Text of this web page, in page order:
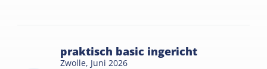
praktisch basic ingericht
Zwolle, Juni 2026